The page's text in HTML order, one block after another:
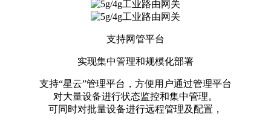
支持网管平台
实现集中管理和规模化部署
支持“星云”管理平台，方便用户通过管理平台
对大量设备进行状态监控和集中管理。
可同时对批量设备进行远程管理及配置，